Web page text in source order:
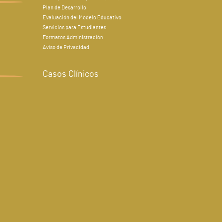
Plan de Desarrollo
Evaluación del Modelo Educativo
Servicios para Estudiantes
Formatos Administración
Aviso de Privacidad
Casos Clínicos